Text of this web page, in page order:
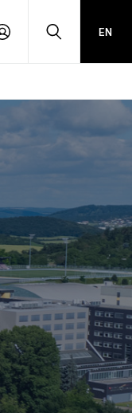
PŘIHLÁŠENÍHLEDAT
EN